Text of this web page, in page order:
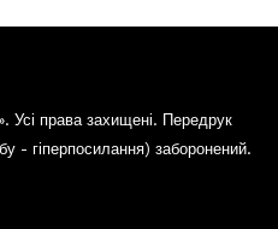
Усі права захищені. Передрук
- гіперпосилання) заборонений.